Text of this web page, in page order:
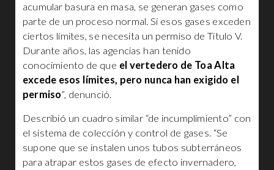
acumular basura en masa, se generan gases como
parte de un proceso normal. Si esos gases exceden
ciertos límites, se necesita un permiso de Título V.
Durante años, las agencias han tenido
conocimiento de que el vertedero de Toa Alta
excede esos límites, pero nunca han exigido el
permiso”, denunció.
Describió un cuadro similar “de incumplimiento” con
el sistema de colección y control de gases. “Se
supone que se instalen unos tubos subterráneos
para atrapar estos gases de efecto invernadero,